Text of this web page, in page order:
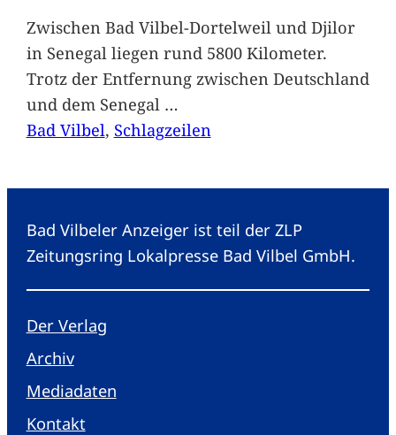
Zwischen Bad Vilbel-Dortelweil und Djilor
in Senegal liegen rund 5800 Kilometer.
Trotz der Entfernung zwischen Deutschland
und dem Senegal …
Bad Vilbel, Schlagzeilen
Bad Vilbeler Anzeiger ist teil der ZLP
Zeitungsring Lokalpresse Bad Vilbel GmbH.
Der Verlag
Archiv
Mediadaten
Kontakt